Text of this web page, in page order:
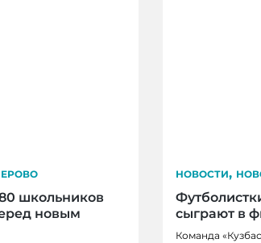
школьников
новым
НОВОСТИ,
сыграют в
Команда